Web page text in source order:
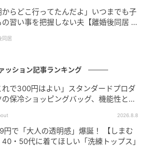
ので、汚れてもサッと拭き取りや
からどこ行ってたんだよ」いつまでも子
の習い事を把握しない夫【離婚後同居 Vo
同居
ッション記事ランキング
れで300円はよい」スタンダードプロダ
の保冷ショッピングバッグ、機能性とデ
2026.8.8
円で「大人の透明感」爆誕！ 【しまむ
40・50代に着てほしい「洗練トップス」